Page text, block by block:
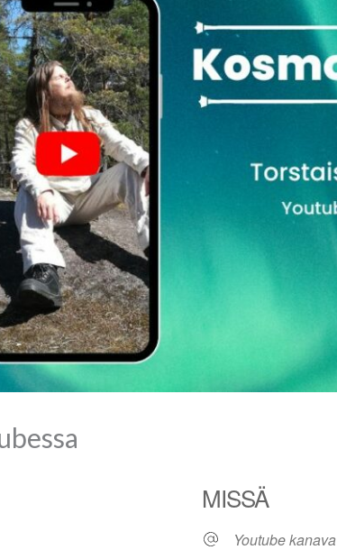
MISSÄ
Youtube kanava